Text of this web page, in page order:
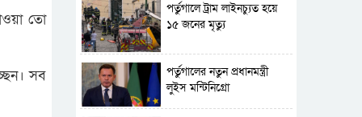
তো
সব
পর্তুগালে ট্রাম লাইনচ্যুত হয়ে
১৫ জনের মৃত্যু
পর্তুগালের নতুন প্রধানমন্ত্রী
লুইস মন্টিনিগ্রো